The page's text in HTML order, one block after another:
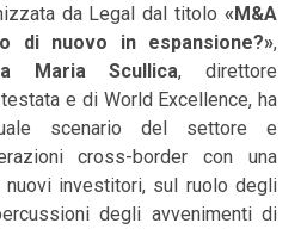
da Legal dal titolo «M&A
di nuovo in espansione?»,
Maria Scullica, direttore
e di World Excellence, ha
scenario del settore e
cross-border con una
investitori, sul ruolo degli
degli avvenimenti di